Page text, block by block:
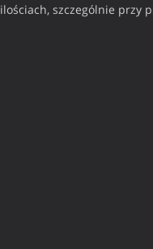
ilościach, szczególnie przy